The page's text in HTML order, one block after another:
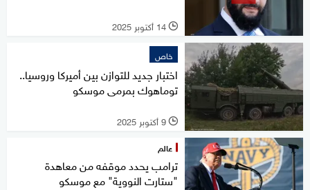
l 14 أكتوبر 2025
خاص
اختبار جديد للتوازن بين أميركا وروسيا..
توماهوك بمرمى موسكو
l 9 أكتوبر 2025
عالم
ترامب يحدد موقفه من معاهدة
"ستارت النووية" مع موسكو